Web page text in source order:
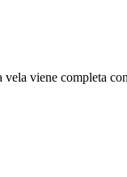
viene completa